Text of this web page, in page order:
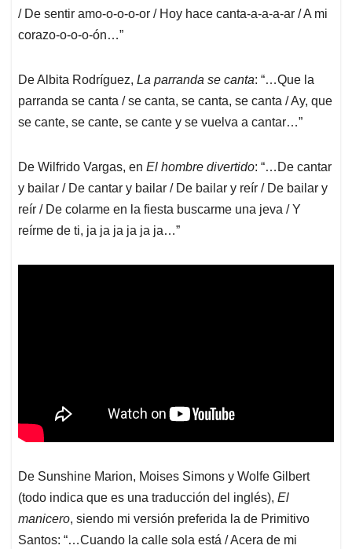
/ De sentir amo-o-o-o-or / Hoy hace canta-a-a-a-ar / A mi
corazo-o-o-o-ón…”
De Albita Rodríguez, La parranda se canta: “…Que la
parranda se canta / se canta, se canta, se canta / Ay, que
se cante, se cante, se cante y se vuelva a cantar…”
De Wilfrido Vargas, en El hombre divertido: “…De cantar
y bailar / De cantar y bailar / De bailar y reír / De bailar y
reír / De colarme en la fiesta buscarme una jeva / Y
reírme de ti, ja ja ja ja ja ja…”
De Sunshine Marion, Moises Simons y Wolfe Gilbert
(todo indica que es una traducción del inglés), El
manicero, siendo mi versión preferida la de Primitivo
Santos: “…Cuando la calle sola está / Acera de mi